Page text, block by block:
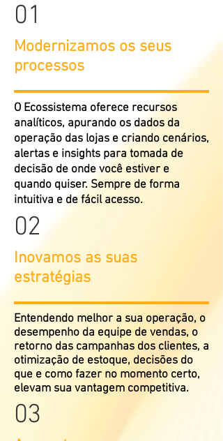
01
Modernizamos os seus
processos
O Ecossistema oferece recursos
analíticos, apurando os dados da
operação das lojas e criando cenários,
alertas e insights para tomada de
decisão de onde você estiver e
quando quiser. Sempre de forma
intuitiva e de fácil acesso.
02
Inovamos as suas
estratégias
Entendendo melhor a sua operação, o
desempenho da equipe de vendas, o
retorno das campanhas dos clientes, a
otimização de estoque, decisões do
que e como fazer no momento certo,
elevam sua vantagem competitiva.
03